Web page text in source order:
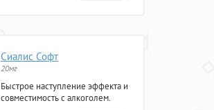
Сиалис Софт
20мг
Быстрое наступление эффекта и
совместимость с алкоголем.